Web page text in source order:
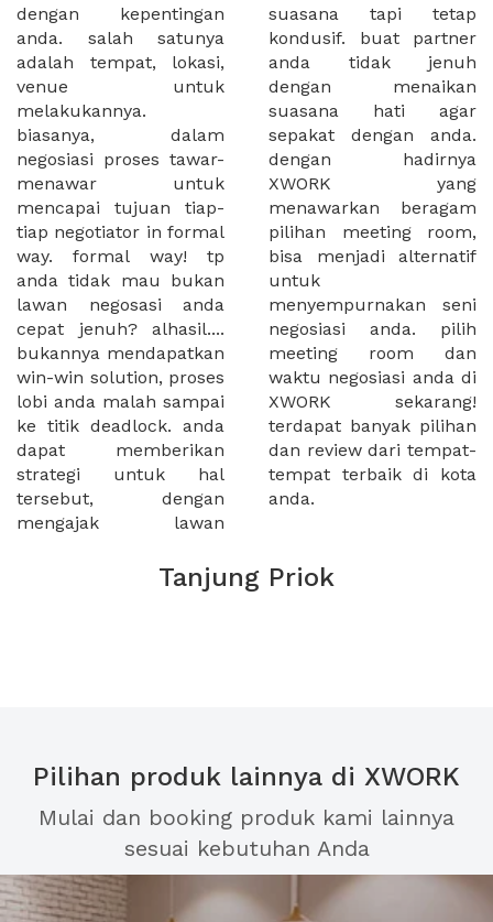
dengan kepentingan
anda. salah satunya
adalah tempat, lokasi,
venue untuk
melakukannya.
biasanya, dalam
negosiasi proses tawar-
menawar untuk
mencapai tujuan tiap-
tiap negotiator in formal
way. formal way! tp
anda tidak mau bukan
lawan negosasi anda
cepat jenuh? alhasil....
bukannya mendapatkan
win-win solution, proses
lobi anda malah sampai
ke titik deadlock. anda
dapat memberikan
strategi untuk hal
tersebut, dengan
mengajak lawan
suasana tapi tetap
kondusif. buat partner
anda tidak jenuh
dengan menaikan
suasana hati agar
sepakat dengan anda.
dengan hadirnya
XWORK yang
menawarkan beragam
pilihan meeting room,
bisa menjadi alternatif
untuk
menyempurnakan seni
negosiasi anda. pilih
meeting room dan
waktu negosiasi anda di
XWORK sekarang!
terdapat banyak pilihan
dan review dari tempat-
tempat terbaik di kota
anda.
Tanjung Priok
Pilihan produk lainnya di XWORK
Mulai dan booking produk kami lainnya
sesuai kebutuhan Anda